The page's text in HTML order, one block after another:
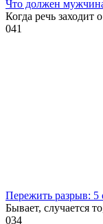
Что должен
Когда речь
041
Пережить разрыв: 5
Бывает, случается
034